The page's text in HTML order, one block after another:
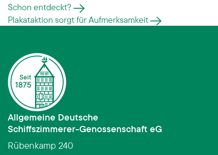
Schon entdeckt?
Plakataktion sorgt für Aufmerksamkeit
Allgemeine Deutsche
Schiffszimmerer­-­Genossenschaft eG
Rübenkamp 240